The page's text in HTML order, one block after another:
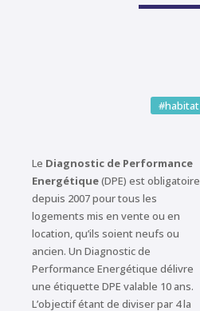
#habitat
Le Diagnostic de Performance
Energétique(DPE) est obligatoire
depuis 2007 pour tous les
logements mis en vente ou en
location, qu’ils soient neufs ou
ancien. Un Diagnostic de
Performance Energétique délivre
une étiquette DPE valable 10 ans.
L’objectif étant de diviser par 4 la